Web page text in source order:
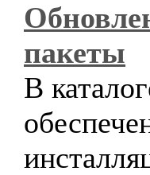
пакеты
В